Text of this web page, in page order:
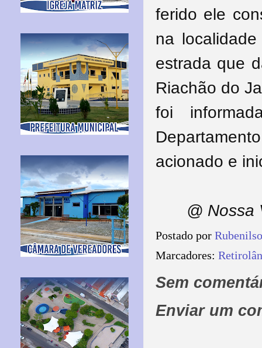
ferido ele
na
estrada que
Riachão do
foi
acionado e
@ Nossa
Postado por
Marcadores:
Sem
Enviar um